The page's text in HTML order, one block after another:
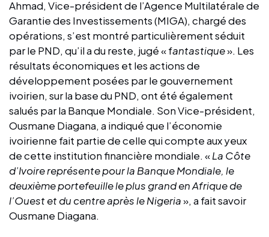
Ahmad, Vice-président de l’Agence Multilatérale de
Garantie des Investissements (MIGA), chargé des
opérations, s’est montré particulièrement séduit
par le PND, qu’il a du reste, jugé « fantastique». Les
résultats économiques et les actions de
développement posées par le gouvernement
ivoirien, sur la base du PND, ont été également
salués par la Banque Mondiale. Son Vice-président,
Ousmane Diagana, a indiqué que l’économie
ivoirienne fait partie de celle qui compte aux yeux
de cette institution financière mondiale. «La Côte
d’Ivoire représente pour la Banque Mondiale, le
deuxième portefeuille le plus grand en Afrique de
l’Ouest et du centre après le Nigeria», a fait savoir
Ousmane Diagana.